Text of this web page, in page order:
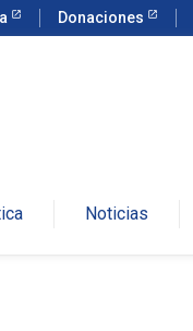
Donaciones
Noticias